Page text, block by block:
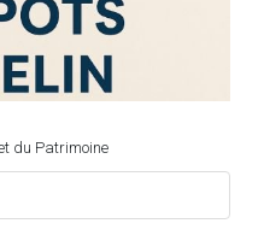
du Patrimoine